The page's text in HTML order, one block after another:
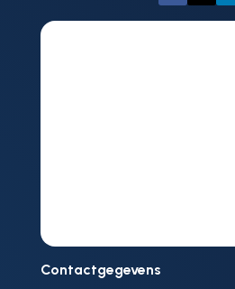
Contactgegevens